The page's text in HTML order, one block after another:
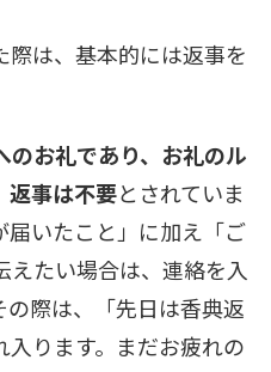
は、基本的には返事を
のお礼であり、お礼のル
返事は不要とされていま
届いたこと」に加え「ご
たい場合は、連絡を入
際は、「先日は香典返
入ります。まだお疲れの